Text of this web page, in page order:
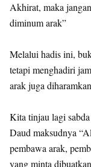
Akhirat, maka
diminum arak”
Melalui hadis ini,
tetapi menghadiri
arak juga
Kita tinjau lagi
Daud maksudnya
pembawa arak,
yang minta